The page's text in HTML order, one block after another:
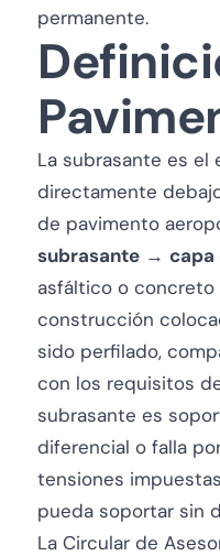
permanente.
La subrasante es
directamente
de pavimento
subrasante → capa
asfáltico o concreto
construcción
sido perfilado,
con los requisitos
subrasante es
diferencial o falla
tensiones
pueda soportar sin
La Circular de